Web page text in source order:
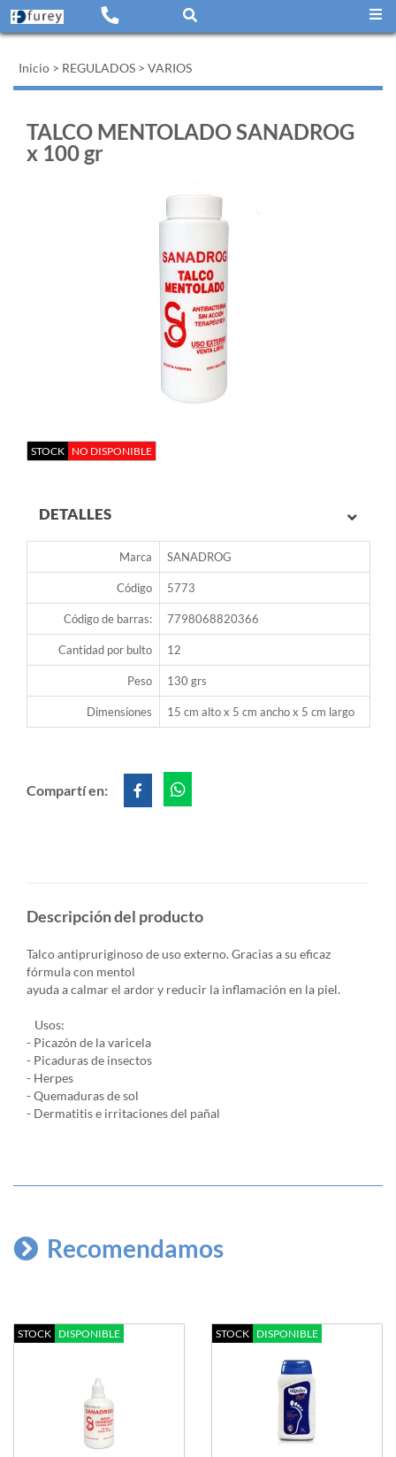
Inicio > REGULADOS > VARIOS
TALCO MENTOLADO SANADROG
x 100 gr
STOCK NO DISPONIBLE
DETALLES
Marca SANADROG
Código 5773
Código de barras: 7798068820366
Cantidad por bulto 12
Peso 130 grs
Dimensiones 15 cm alto x 5 cm ancho x 5 cm largo
Compartí en:
Descripción del producto
Talco antipruriginoso de uso externo. Gracias a su eficaz
fórmula con mentol
ayuda a calmar el ardor y reducir la inflamación en la piel.
Usos:
- Picazón de la varicela
- Picaduras de insectos
- Herpes
- Quemaduras de sol
- Dermatitis e irritaciones del pañal
Recomendamos
STOCK DISPONIBLE STOCK DISPONIBLE